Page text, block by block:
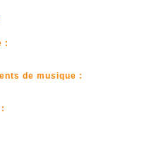
:
de musique :